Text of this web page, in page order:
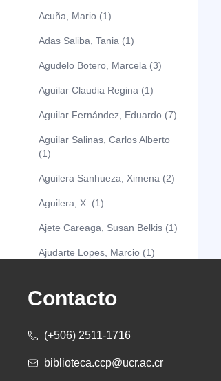
Acuña, Mario (1)
Adas Saliba, Tania (1)
Agudelo Botero, Marcela (3)
Aguilar Claudia Regina (1)
Aguilar Fernández, Eduardo (7)
Aguilar Salinas, Carlos Alberto
(1)
Aguilera Sanhueza, Ximena (2)
Aguilera, X. (1)
Ajete Careaga, Susan Belkis (1)
Ajudarte Lopes, Marcio (1)
(1)
Albareda Tiana (1)
Alcócer Alfaro, Diana (1)
Contacto
(+506) 2511-1716
biblioteca.ccp@ucr.ac.cr